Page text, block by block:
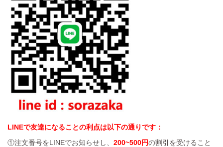
LINEで友達になることの利点は以下の通りです：
①注文番号をLINEでお知らせし、 200~500円の割引を受けること